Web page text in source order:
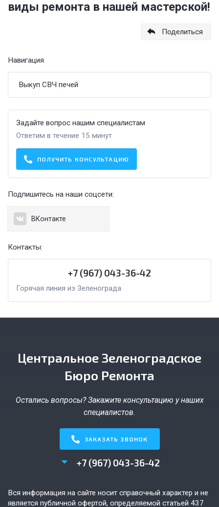
виды ремонта в нашей мастерской!
Поделиться
Навигация
Выкуп СВЧ печей
Задайте вопрос нашим специалистам
Ответим в течение 15 минут
ПОЛУЧИТЬ КОНСУЛЬТАЦИЮ
Подпишитесь на наши соцсети:
ВКонтакте
Контакты:
+7 (967) 043-36-42
Горячая линия из Зеленограда
Центральное Зеленоградское
Бюро Ремонта
Остались вопросы? Закажите консультацию у наших
специалистов.
ЗАКАЗАТЬ ЗВОНОК
+7 (967) 043-36-42
Вся информация на сайте носит справочный характер и не
является публичной офертой, определяемой статьей 437